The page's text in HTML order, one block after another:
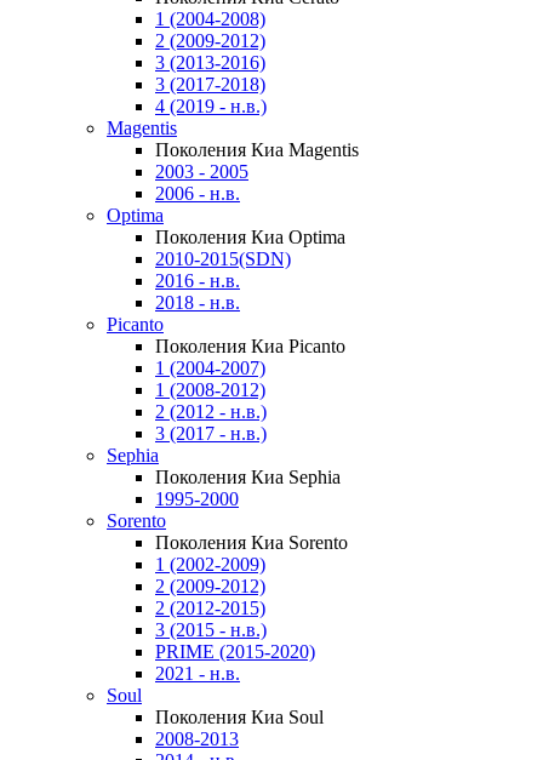
1 (2004-2008)
2 (2009-2012)
3 (2013-2016)
3 (2017-2018)
4 (2019 - н.в.)
Magentis
Поколения Киа Magentis
2003 - 2005
2006 - н.в.
Optima
Поколения Киа Optima
2010-2015(SDN)
2016 - н.в.
2018 - н.в.
Picanto
Поколения Киа Picanto
1 (2004-2007)
1 (2008-2012)
2 (2012 - н.в.)
3 (2017 - н.в.)
Sephia
Поколения Киа Sephia
1995-2000
Sorento
Поколения Киа Sorento
1 (2002-2009)
2 (2009-2012)
2 (2012-2015)
3 (2015 - н.в.)
PRIME (2015-2020)
2021 - н.в.
Soul
Поколения Киа Soul
2008-2013